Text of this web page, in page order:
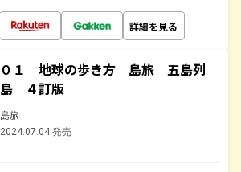
詳細を見る
０１ 地球の歩き方 島旅 五島列
島 ４訂版
島旅
2024.07.04 発売